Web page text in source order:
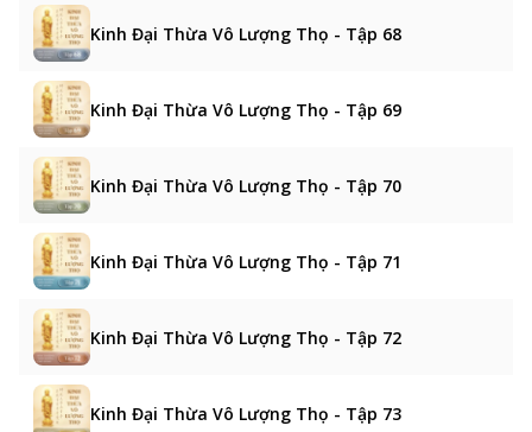
Kinh Đại Thừa Vô Lượng Thọ - Tập 68
Kinh Đại Thừa Vô Lượng Thọ - Tập 69
Kinh Đại Thừa Vô Lượng Thọ - Tập 70
Kinh Đại Thừa Vô Lượng Thọ - Tập 71
Kinh Đại Thừa Vô Lượng Thọ - Tập 72
Kinh Đại Thừa Vô Lượng Thọ - Tập 73